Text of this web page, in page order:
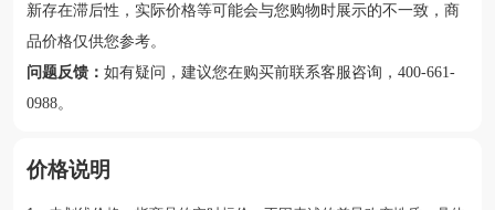
新存在滞后性，实际价格等可能会与您购物时展示的不一致，商
品价格仅供您参考。
问题反馈： 如有疑问，建议您在购买前联系客服咨询，400-661-
0988。
价格说明